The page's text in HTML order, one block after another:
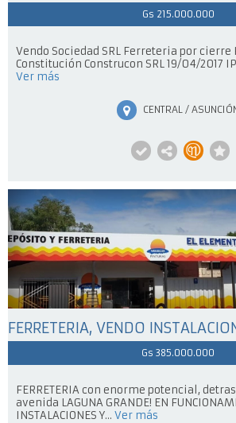
Gs 215.000.000
Vendo Sociedad SRL Ferreteria por cierre
Constitución Construcon SRL 19/04/2017
Ver más
CENTRAL /
Gs 385.000.000
FERRETERIA con enorme potencial,
avenida LAGUNA GRANDE! EN
INSTALACIONES Y... Ver más